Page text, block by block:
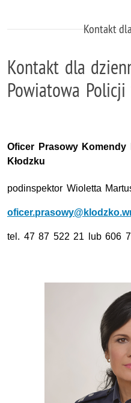
Kontakt
Kontakt dla
Powiatowa Policji
Oficer Prasowy Komendy
Kłodzku
podinspektor Wioletta
tel. 47 87 522 21 lub 606